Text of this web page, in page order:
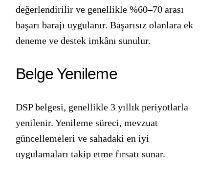
değerlendirilir ve genellikle %60–70 arası
başarı barajı uygulanır. Başarısız olanlara ek
deneme ve destek imkânı sunulur.
Belge Yenileme
DSP belgesi, genellikle 3 yıllık periyotlarla
yenilenir. Yenileme süreci, mevzuat
güncellemeleri ve sahadaki en iyi
uygulamaları takip etme fırsatı sunar.